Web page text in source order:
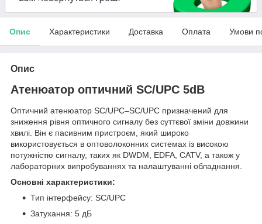
Опис Характеристики Доставка Оплата Умови
Опис
Атенюатор оптичний SC/UPC 5dB
Оптичний атенюатор SC/UPC–SC/UPC призначений для
зниження рівня оптичного сигналу без суттєвої зміни довжини
хвилі. Він є пасивним пристроєм, який широко
використовується в оптоволоконних системах із високою
потужністю сигналу, таких як DWDM, EDFA, CATV, а також у
лабораторних випробуваннях та налаштуванні обладнання.
Основні характеристики:
Тип інтерфейсу: SC/UPC
Затухання: 5 дБ